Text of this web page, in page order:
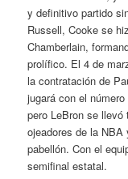
y definitivo partido
Russell, Cooke se
Chamberlain,
prolífico. El 4 de
la contratación de
jugará con el
pero LeBron se
ojeadores de la
pabellón. Con el
semifinal estatal.